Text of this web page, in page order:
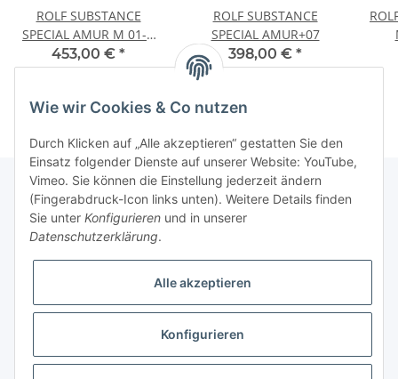
ROLF SUBSTANCE
SPECIAL AMUR M 01-R
0102
453,00 € *
ROLF SUBSTANCE
SPECIAL AMUR+07
398,00 € *
Fuss
News: Monate mit Beiträgen
* Alle Preise inkl. gesetzlicher USt.
Wie wir Cookies & Co nutzen
Durch Klicken auf „Alle akzeptieren“ gestatten Sie den
Einsatz folgender Dienste auf unserer Website: YouTube,
Vimeo. Sie können die Einstellung jederzeit ändern
(Fingerabdruck-Icon links unten). Weitere Details finden
Sie unter Konfigurieren und in unserer
Datenschutzerklärung.
Alle akzeptieren
Konfigurieren